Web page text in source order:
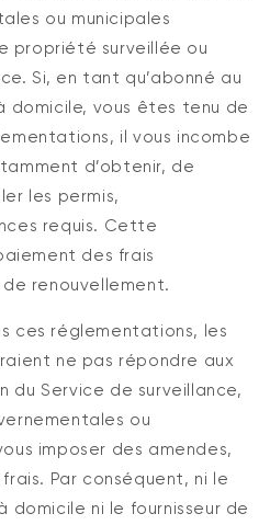
ou municipales
propriété surveillée ou
Si, en tant qu’abonné au
domicile, vous êtes tenu de
il vous incombe
d’obtenir, de
les permis,
requis. Cette
des frais
renouvellement.
ces réglementations, les
ne pas répondre aux
du Service de surveillance,
ou
imposer des amendes,
Par conséquent, ni le
domicile ni le fournisseur de